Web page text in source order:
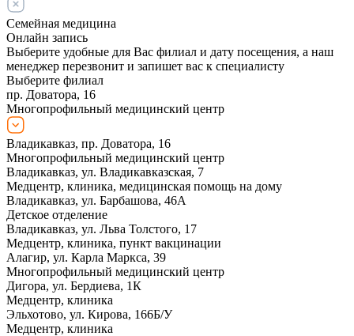
Семейная медицина
Онлайн запись
Выберите удобные для Вас филиал и дату посещения, а наш
менеджер перезвонит и запишет вас к специалисту
Выберите филиал
пр. Доватора, 16
Многопрофильный медицинский центр
Владикавказ, пр. Доватора, 16
Многопрофильный медицинский центр
Владикавказ, ул. Владикавказская, 7
Медцентр, клиника, медицинская помощь на дому
Владикавказ, ул. Барбашова, 46А
Детское отделение
Владикавказ, ул. Льва Толстого, 17
Медцентр, клиника, пункт вакцинации
Алагир, ул. Карла Маркса, 39
Многопрофильный медицинский центр
Дигора, ул. Бердиева, 1К
Медцентр, клиника
Эльхотово, ул. Кирова, 166Б/У
Медцентр, клиника